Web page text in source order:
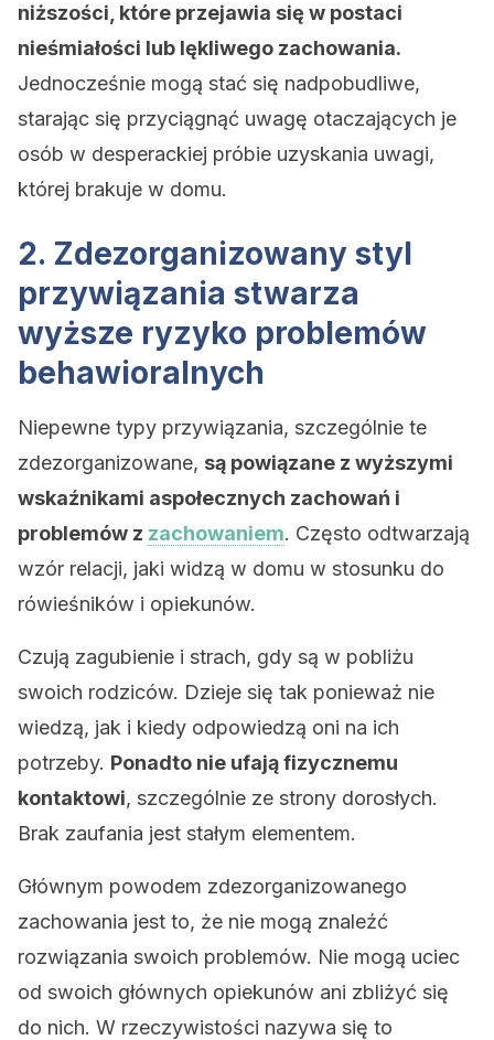
niższości, które przejawia się w postaci
nieśmiałości lub lękliwego zachowania.
Jednocześnie mogą stać się nadpobudliwe,
starając się przyciągnąć uwagę otaczających je
osób w desperackiej próbie uzyskania uwagi,
której brakuje w domu.
2. Zdezorganizowany styl
przywiązania stwarza
wyższe ryzyko problemów
behawioralnych
Niepewne typy przywiązania, szczególnie te
zdezorganizowane, są powiązane z wyższymi
wskaźnikami aspołecznych zachowań i
problemów z zachowaniem. Często odtwarzają
wzór relacji, jaki widzą w domu w stosunku do
rówieśników i opiekunów.
Czują zagubienie i strach, gdy są w pobliżu
swoich rodziców. Dzieje się tak ponieważ nie
wiedzą, jak i kiedy odpowiedzą oni na ich
potrzeby. Ponadto nie ufają fizycznemu
kontaktowi, szczególnie ze strony dorosłych.
Brak zaufania jest stałym elementem.
Głównym powodem zdezorganizowanego
zachowania jest to, że nie mogą znaleźć
rozwiązania swoich problemów. Nie mogą uciec
od swoich głównych opiekunów ani zbliżyć się
do nich. W rzeczywistości nazywa się to